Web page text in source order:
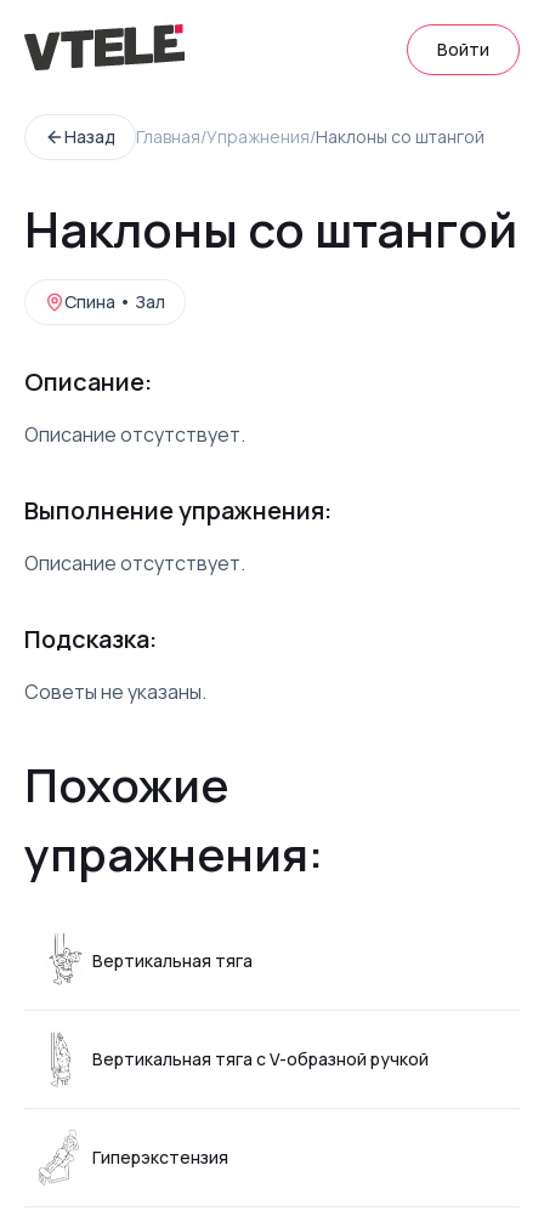
Войти
Назад Главная/Упражнения/Наклоны со штангой
Наклоны со штангой
Спина • Зал
Описание:
Описание отсутствует.
Выполнение упражнения:
Описание отсутствует.
Подсказка:
Советы не указаны.
Похожие
упражнения:
Вертикальная тяга
Вертикальная тяга с V-образной ручкой
Гиперэкстензия